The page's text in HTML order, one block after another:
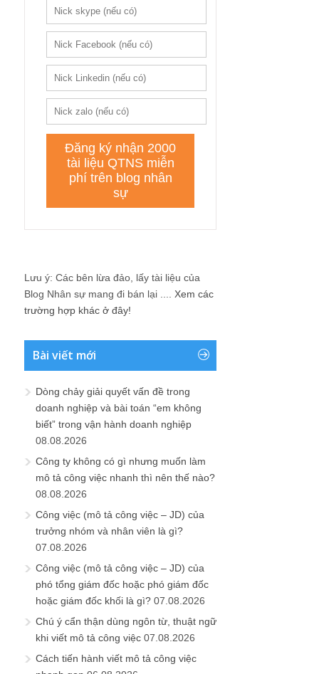
Lưu ý: Các bên lừa đảo, lấy tài liệu của
Blog Nhân sự mang đi bán lại .... Xem các
trường hợp khác ở đây!
Bài viết mới
Dòng chảy giải quyết vấn đề trong
doanh nghiệp và bài toán “em không
biết” trong vận hành doanh nghiệp
08.08.2026
Công ty không có gì nhưng muốn làm
mô tả công việc nhanh thì nên thế nào?
08.08.2026
Công việc (mô tả công việc – JD) của
trưởng nhóm và nhân viên là gì?
07.08.2026
Công việc (mô tả công việc – JD) của
phó tổng giám đốc hoặc phó giám đốc
hoặc giám đốc khối là gì? 07.08.2026
Chú ý cẩn thận dùng ngôn từ, thuật ngữ
khi viết mô tả công việc 07.08.2026
Cách tiến hành viết mô tả công việc